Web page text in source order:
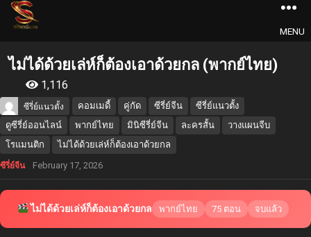
MENU
ไม่ได้ด้วยเล่ห์ก็ต้องเอาด้วยกล (พากย์ไทย)
1,116
ซีรี่ย์แนวตั้ง คอมเมดี้ คู่กัด ซีรี่ย์จีน
ซีรี่ย์แนวตั้ง
ดูซีรี่ย์ออนไลน์
พากย์ไทย มินิซีรี่ย์จีน ละครสั้น
วางแผนจีบ
โรแมนติก
ไม่ได้ด้วยเล่ห์ก็ต้องเอาด้วยกล
ซีรี่ย์จีน February 17, 2026
ไม่ได้ด้วยเล่ห์ก็ต้องเอาด้วยกล พากย์ไทย 75 ตอน จบแล้ว